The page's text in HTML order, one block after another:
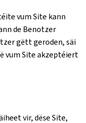
vum Site kann
de Benotzer
gëtt geroden, säi
vum Site akzeptéiert
vir, dëse Site,